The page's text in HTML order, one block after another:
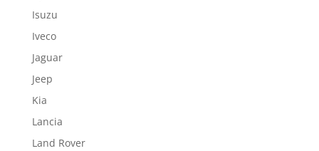
Isuzu
Iveco
Jaguar
Jeep
Kia
Lancia
Land Rover